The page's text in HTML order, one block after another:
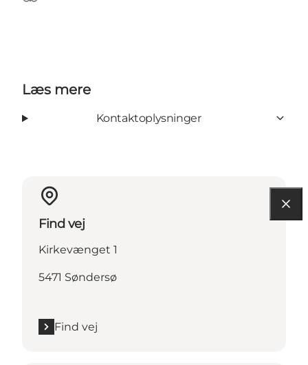
TripAdvisor
Læs mere
Kontaktoplysninger
Find vej
Kirkevænget 1
5471 Søndersø
Find vej